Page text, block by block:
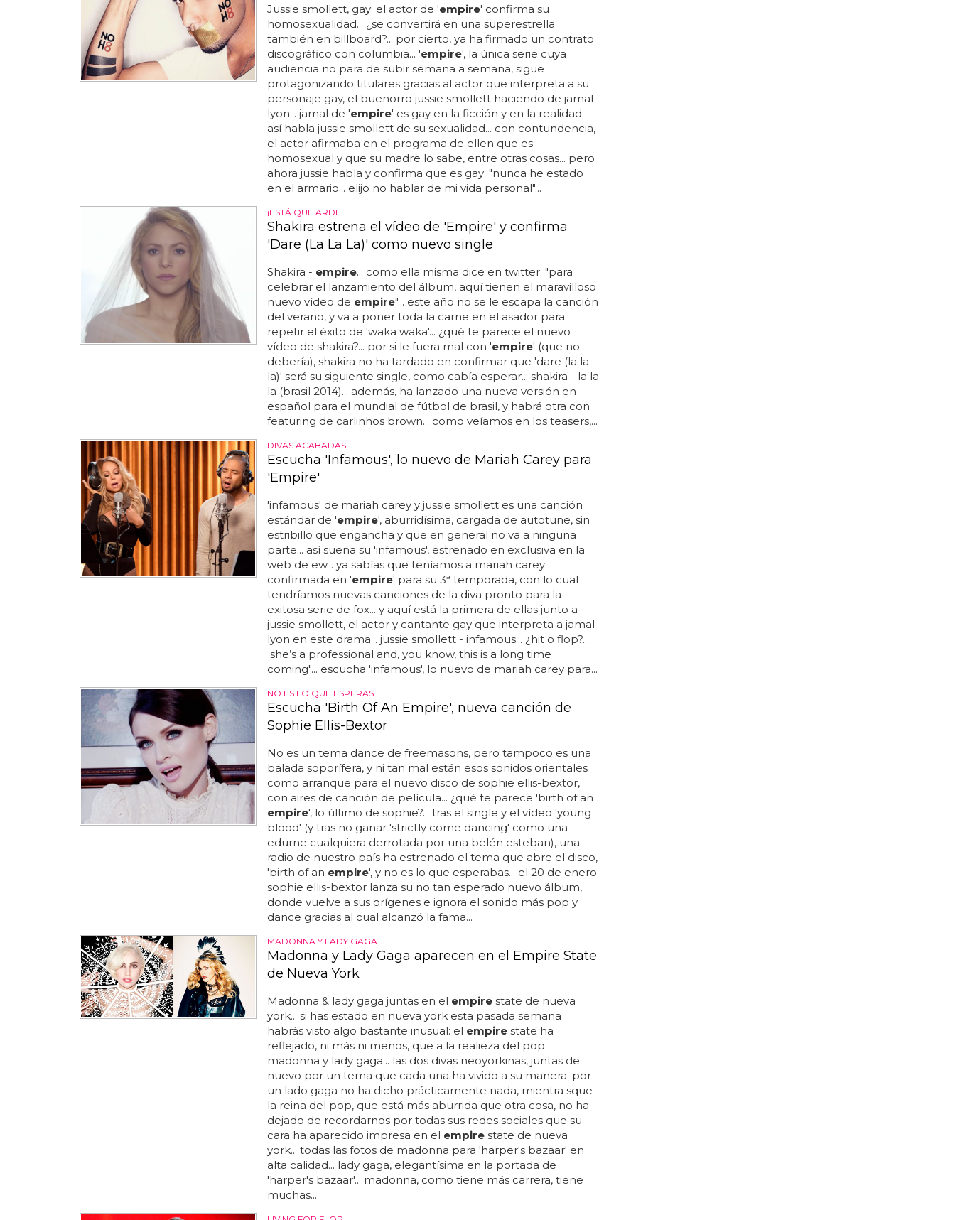
Jussie smollett, gay: el actor de 'empire' confirma su
homosexualidad... ¿se convertirá en una superestrella
también en billboard?... por cierto, ya ha firmado un contrato
discográfico con columbia... 'empire', la única serie cuya
audiencia no para de subir semana a semana, sigue
protagonizando titulares gracias al actor que interpreta a su
personaje gay, el buenorro jussie smollett haciendo de jamal
lyon... jamal de 'empire' es gay en la ficción y en la realidad:
así habla jussie smollett de su sexualidad... con contundencia,
el actor afirmaba en el programa de ellen que es
homosexual y que su madre lo sabe, entre otras cosas... pero
ahora jussie habla y confirma que es gay: "nunca he estado
en el armario... elijo no hablar de mi vida personal"...
¡ESTÁ QUE ARDE!
Shakira estrena el vídeo de 'Empire' y confirma
'Dare (La La La)' como nuevo single
Shakira - empire... como ella misma dice en twitter: "para
celebrar el lanzamiento del álbum, aquí tienen el maravilloso
nuevo vídeo de empire"... este año no se le escapa la canción
del verano, y va a poner toda la carne en el asador para
repetir el éxito de 'waka waka'... ¿qué te parece el nuevo
vídeo de shakira?... por si le fuera mal con 'empire' (que no
debería), shakira no ha tardado en confirmar que 'dare (la la
la)' será su siguiente single, como cabía esperar... shakira - la la
la (brasil 2014)... además, ha lanzado una nueva versión en
español para el mundial de fútbol de brasil, y habrá otra con
featuring de carlinhos brown... como veíamos en los teasers,...
DIVAS ACABADAS
Escucha 'Infamous', lo nuevo de Mariah Carey para
'Empire'
'infamous' de mariah carey y jussie smollett es una canción
estándar de 'empire', aburridísima, cargada de autotune, sin
estribillo que engancha y que en general no va a ninguna
parte... así suena su 'infamous', estrenado en exclusiva en la
web de ew... ya sabías que teníamos a mariah carey
confirmada en 'empire' para su 3ª temporada, con lo cual
tendríamos nuevas canciones de la diva pronto para la
exitosa serie de fox... y aquí está la primera de ellas junto a
jussie smollett, el actor y cantante gay que interpreta a jamal
lyon en este drama... jussie smollett - infamous... ¿hit o flop?...
she’s a professional and, you know, this is a long time
coming"... escucha 'infamous', lo nuevo de mariah carey para...
NO ES LO QUE ESPERAS
Escucha 'Birth Of An Empire', nueva canción de
Sophie Ellis-Bextor
No es un tema dance de freemasons, pero tampoco es una
balada soporífera, y ni tan mal están esos sonidos orientales
como arranque para el nuevo disco de sophie ellis-bextor,
con aires de canción de película... ¿qué te parece 'birth of an
empire', lo último de sophie?... tras el single y el vídeo 'young
blood' (y tras no ganar 'strictly come dancing' como una
edurne cualquiera derrotada por una belén esteban), una
radio de nuestro país ha estrenado el tema que abre el disco,
'birth of an empire', y no es lo que esperabas... el 20 de enero
sophie ellis-bextor lanza su no tan esperado nuevo álbum,
donde vuelve a sus orígenes e ignora el sonido más pop y
dance gracias al cual alcanzó la fama...
MADONNA Y LADY GAGA
Madonna y Lady Gaga aparecen en el Empire State
de Nueva York
Madonna & lady gaga juntas en el empirestate de nueva
york... si has estado en nueva york esta pasada semana
habrás visto algo bastante inusual: el empirestate ha
reflejado, ni más ni menos, que a la realieza del pop:
madonna y lady gaga... las dos divas neoyorkinas, juntas de
nuevo por un tema que cada una ha vivido a su manera: por
un lado gaga no ha dicho prácticamente nada, mientra sque
la reina del pop, que está más aburrida que otra cosa, no ha
dejado de recordarnos por todas sus redes sociales que su
cara ha aparecido impresa en el empirestate de nueva
york... todas las fotos de madonna para 'harper's bazaar' en
alta calidad... lady gaga, elegantísima en la portada de
'harper's bazaar'... madonna, como tiene más carrera, tiene
muchas...